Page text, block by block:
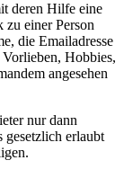
deren Hilfe eine
zu einer Person
die Emailadresse
Hobbies,
angesehen
nur dann
gesetzlich erlaubt